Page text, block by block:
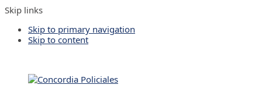
Skip links
Skip to primary navigation
Skip to content